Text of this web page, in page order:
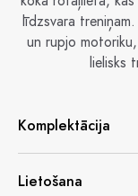
līdzsvara
un rupjo
lielisks
Komplektācija
Lietošana